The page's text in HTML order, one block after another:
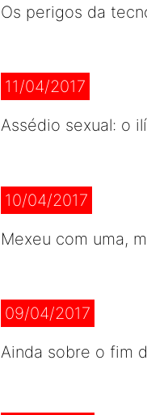
Os perigos da
11/04/2017
Assédio sexual: o
10/04/2017
Mexeu com uma,
09/04/2017
Ainda sobre o fim